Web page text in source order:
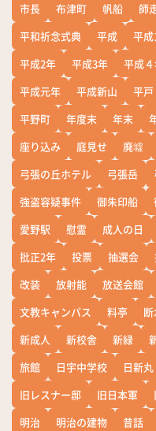
市長
布津町 帆船 師
平和祈念式典
平成 平
平成2年
平成3年 平成
平成元年
平成新山 平戸
平野町
年度末 年末
座り込み
庭見せ 廃墟
弓張の丘ホテル
弓張岳
強盗容疑事件
御朱印船
愛野駅
慰霊 成人の日
批正2年
投票 抽選会
改装
放射能 放送会館
文教キャンパス
料亭
新成人
新校舎 新緑
旅館
日宇中学校 日新丸
旧レスナー邸
旧日本軍
明治
明治の建物 昔話